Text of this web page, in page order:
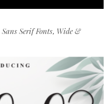
Sans Serif Fonts, Wide &